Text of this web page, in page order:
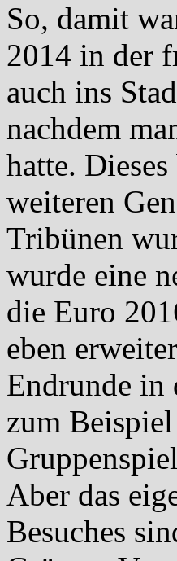
So, damit
2014 in der
auch ins
nachdem
hatte.
weiteren
Tribünen
wurde eine
die Euro
eben
Endrunde in
zum
Aber das
Besuches